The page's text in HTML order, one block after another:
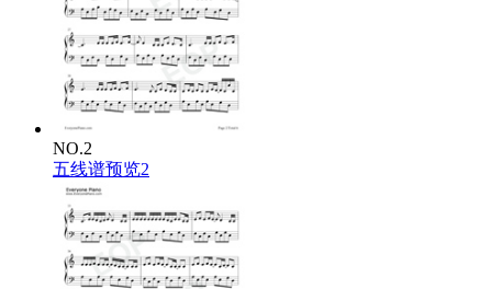
NO.2
五线谱预览2